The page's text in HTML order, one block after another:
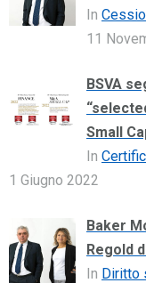
In
11
BSVA
Small
In
1 Giugno 2022
Baker
Regold
In Diritto